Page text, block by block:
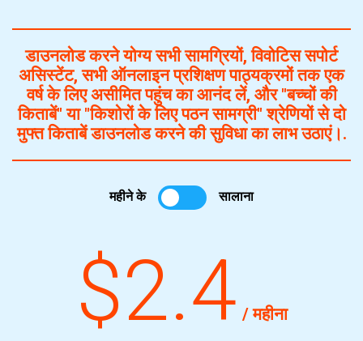
डाउनलोड करने योग्य सभी सामग्रियों, विवोटिस सपोर्ट
असिस्टेंट, सभी ऑनलाइन प्रशिक्षण पाठ्यक्रमों तक एक
वर्ष के लिए असीमित पहुंच का आनंद लें, और "बच्चों की
किताबें" या "किशोरों के लिए पठन सामग्री" श्रेणियों से दो
मुफ्त किताबें डाउनलोड करने की सुविधा का लाभ उठाएं।.
महीने के सालाना
$2.4 / महीना